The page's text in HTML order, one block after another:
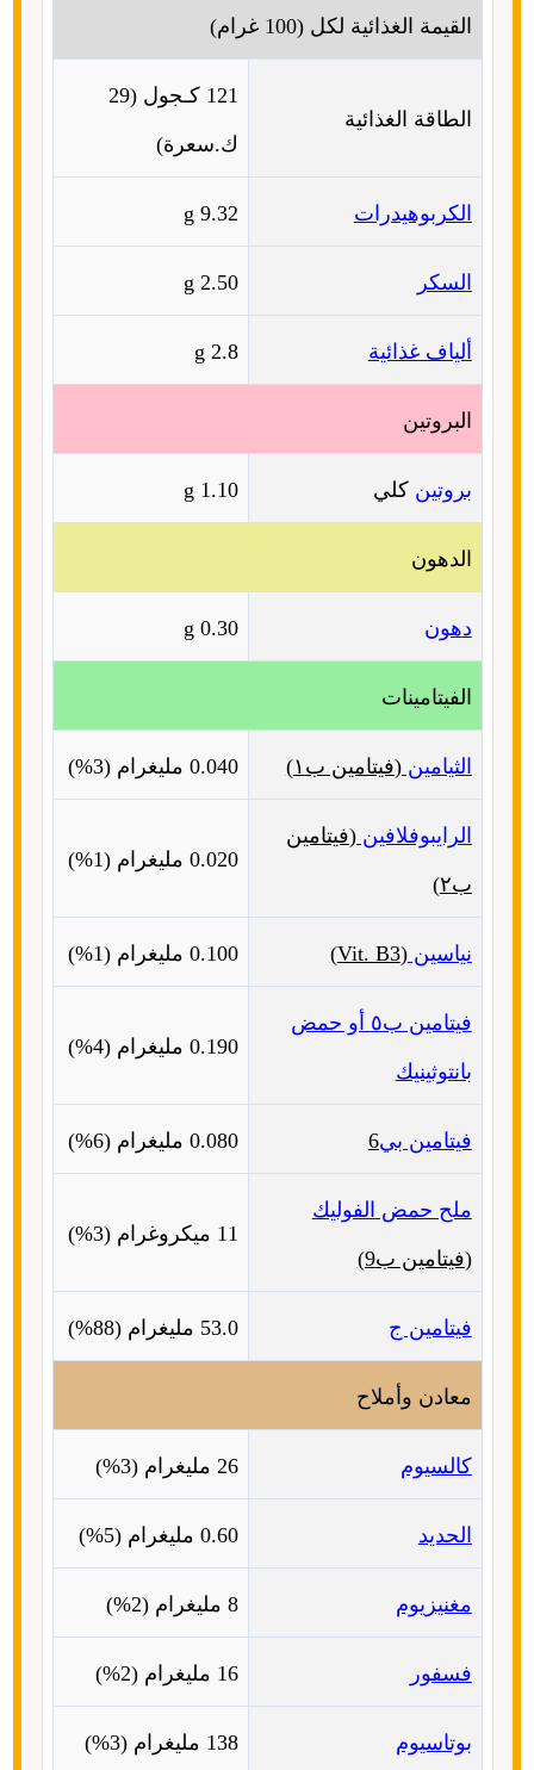
القيمة الغذائية لكل(100 غرام)
الطاقة الغذائية
121 كـجول(29
ك.سعرة)
الكربوهيدرات 9.32 g
السكر 2.50 g
ألياف غذائية 2.8 g
البروتين
بروتين كلي 1.10 g
الدهون
دهون 0.30 g
الفيتامينات
الثيامين(فيتامين ب١ )
0.040 مليغرام(3%)
الرايبوفلافين(فيتامين
ب٢ )
0.020 مليغرام(1%)
نياسين(Vit. B3)
0.100 مليغرام(1%)
فيتامين ب٥ أو حمض
بانتوثينيك
0.190 مليغرام(4%)
فيتامين بي6
0.080 مليغرام(6%)
ملح حمض الفوليك
(فيتامين ب9)
11 ميكروغرام(3%)
فيتامين ج 53.0 مليغرام(88%)
معادن وأملاح
كالسيوم 26 مليغرام(3%)
الحديد 0.60 مليغرام(5%)
مغنيزيوم 8 مليغرام(2%)
فسفور 16 مليغرام(2%)
بوتاسيوم 138 مليغرام(3%)